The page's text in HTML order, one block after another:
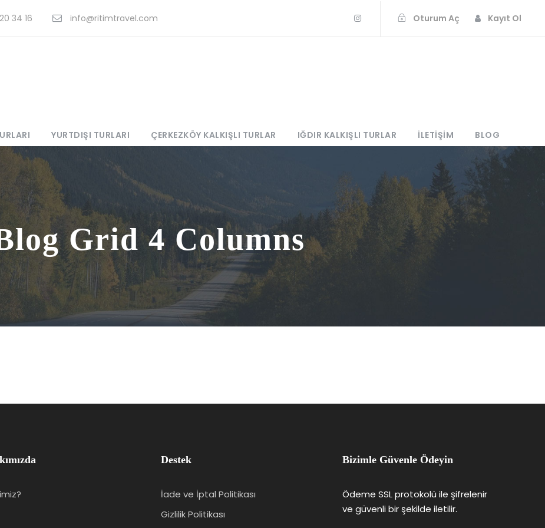
34 16 info@ritimtravel.com Oturum Aç Kayıt Ol
YURTDIŞI TURLARI ÇERKEZKÖY KALKIŞLI TURLAR IĞDIR KALKIŞLI TURLAR İLETIŞIM BLOG
Grid 4 Columns
Destek
İade ve İptal Politikası
Gizlilik Politikası
Bizimle Güvenle Ödeyin
Ödeme SSL protokolü ile şifrelenir
ve güvenli bir şekilde iletilir.